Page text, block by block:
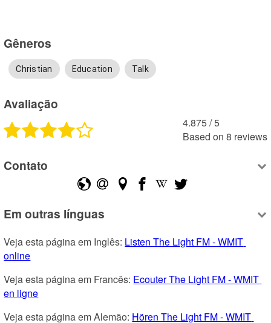
Gêneros
Christian Education Talk
Avaliação
4.875 /5
Based on 8 reviews
Contato
Em outras línguas
Veja esta página em Inglês: Listen The Light FM - WMIT
online
Veja esta página em Francês: Ecouter The Light FM - WMIT
en ligne
Veja esta página em Alemão: Hören The Light FM - WMIT